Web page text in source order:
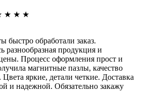
★ ★ ★
быстро обработали заказ.
разнообразная продукция и
Процесс оформления прост и
магнитные пазлы, качество
Цвета яркие, детали четкие. Доставка
и надежной. Обязательно закажу